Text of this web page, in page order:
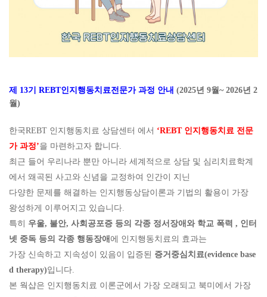
제 13기 REBT인지행동치료전문가 과정 안내 (2025년 9월 ~ 2026년 2
월 )
한국REBT 인지행동치료 상담센터 에서 ‘REBT 인지행동치료 전문
가 과정’을 마련하고자 합니다
최근 들어 우리나라 뿐만 아니라 세계적으로 상담 및 심리치료학계
에서 왜곡된 사고와 신념을 교정하여 인간이 지닌
다양한 문제를 해결하는 인지행동상담이론과 기법의 활용이 가장
왕성하게 이루어지고 있습니다
특히 우울, 불안, 사회공포증 등의 각종 정서장애와 학교 폭력 , 인터
넷 중독 등의 각종 행동장애 에 인지행동치료의 효과는
가장 신속하고 지속성이 있음이 입증된 증거중심치료(evidence base
d therapy)입니다
본 웍샵은 인지행동치료 이론군에서 가장 오래되고 북미에서 가장